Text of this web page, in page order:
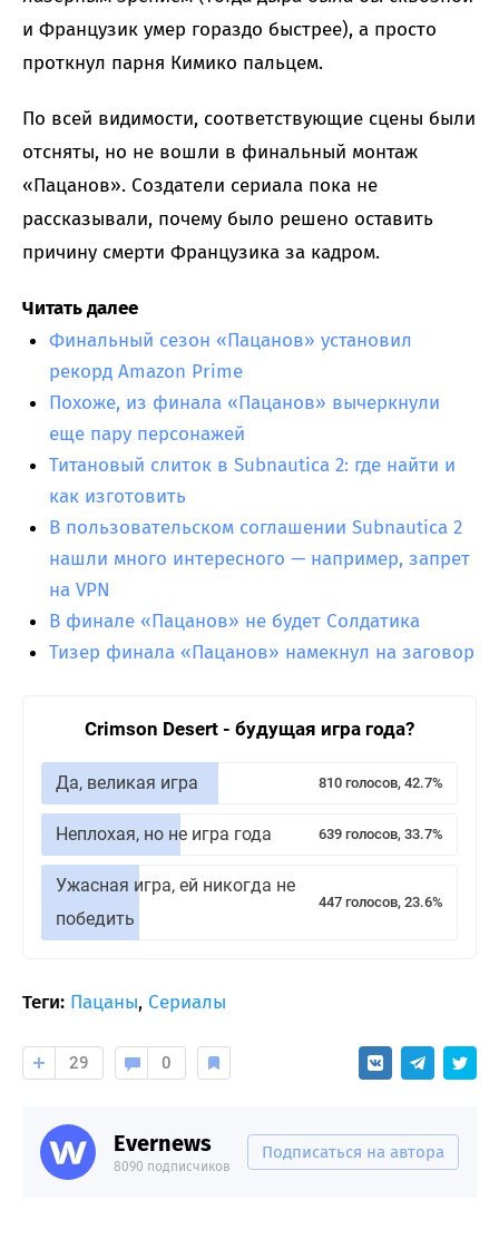
и Французик умер гораздо быстрее), а просто
проткнул парня Кимико пальцем.
По всей видимости, соответствующие сцены были
отсняты, но не вошли в финальный монтаж
«Пацанов». Создатели сериала пока не
рассказывали, почему было решено оставить
причину смерти Французика за кадром.
Читать далее
Финальный сезон «Пацанов» установил
рекорд Amazon Prime
Похоже, из финала «Пацанов» вычеркнули
еще пару персонажей
Титановый слиток в Subnautica 2: где найти и
как изготовить
В пользовательском соглашении Subnautica 2
нашли много интересного — например, запрет
на VPN
В финале «Пацанов» не будет Солдатика
Тизер финала «Пацанов» намекнул на заговор
Crimson Desert - будущая игра года?
Да, великая игра 810 голосов, 42.7%
Неплохая, но не игра года 639 голосов, 33.7%
Ужасная игра, ей никогда не
победить
447 голосов, 23.6%
Теги: Пацаны, Сериалы
29 0
Evernews
8090 подписчиков
Подписаться на автора